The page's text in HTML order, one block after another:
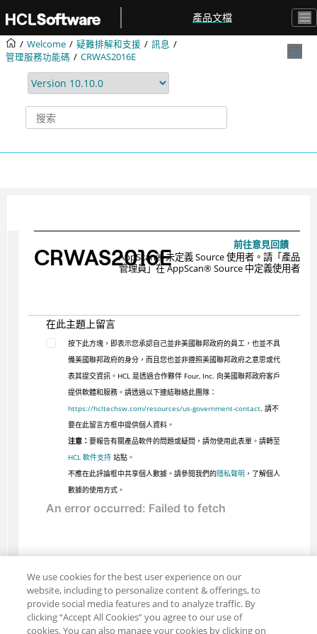
產品文檔
Welcome 疑難排解和支援
訊息
管理服務功能碼
CRWAS2016E
前往意見回饋
CRWAS2016E
AppScan®未定義 Source 使用者。請「產品
管理員」在AppScan®Source 中定義使用者
在此主題上留言
按下此方塊，即表示您承認自己並非美國聯邦政府的員工，也並不具
備美國聯邦政府的身分，而且您也並非遵照美國聯邦政府之意思或代
表其提交資訊。HCL 是透過合作夥伴 Four, Inc. 向美國聯邦政府客戶
提供軟體和服務。請透過以下連結聯絡此團隊：
https://hcltechsw.com/resources/us-government-contact. 請不
要在此留言方框中提供個人資料。
注意： 要報告有關產品軟件的問題或疑問，請勿使用此表單。請轉至
HCL 軟件支持站點。
不應在此評論框中共享個人數據。請參閱我們的隱私聲明 ，了解個人
數據的使用方式。
We use cookies for the best user experience on our
website, including to personalize content & offerings, to
provide social media features and to analyze traffic. By
clicking “Accept All Cookies” you agree to our use of
cookies. You can also manage your cookies by clicking on